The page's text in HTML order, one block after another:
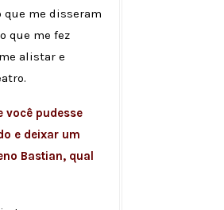
que me disseram
que me fez
alistar e
você pudesse
e deixar um
Bastian, qual